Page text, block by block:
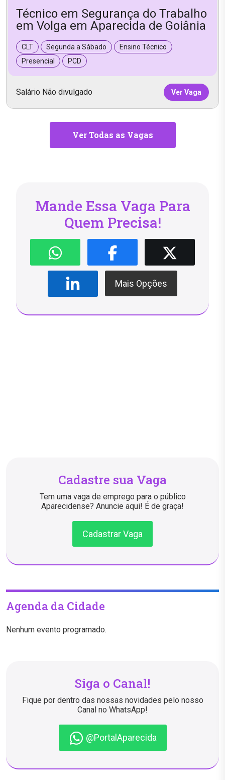
Técnico em Segurança do Trabalho
em Volga em Aparecida de Goiânia
CLT Segunda a Sábado
Ensino Técnico
Presencial
PCD
Salário Não divulgado Ver Vaga
Ver Todas as Vagas
Mande Essa Vaga Para
Quem Precisa!
Mais Opções
Cadastre sua Vaga
Tem uma vaga de emprego para o público
Aparecidense? Anuncie aqui! É de graça!
Cadastrar Vaga
Agenda da Cidade
Nenhum evento programado.
Siga o Canal!
Fique por dentro das nossas novidades pelo nosso
Canal no WhatsApp!
@PortalAparecida